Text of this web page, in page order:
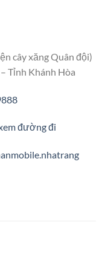
cây xăng Quân đội)
Tỉnh Khánh Hòa
đường đi